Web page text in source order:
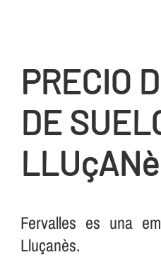
PRECIO
DE
Fervalles es una
Lluçanès.